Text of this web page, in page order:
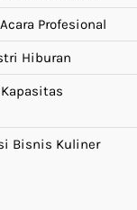
Profesional
Hiburan
Bisnis Kuliner